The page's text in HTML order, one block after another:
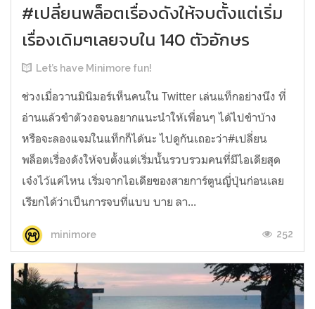
#เปลี่ยนพล็อตเรื่องดังให้จบตั้งแต่เริ่ม
เรื่องเดิมๆเลยจบใน 140 ตัวอักษร
Let’s have Minimore fun!
ช่วงเมื่อวานมินิมอร์เห็นคนใน Twitter เล่นแท็กอย่างนึง ที่
อ่านแล้วขำตัวงอจนอยากแนะนำให้เพื่อนๆ ได้ไปขำบ้าง
หรือจะลองแจมในแท็กก็ได้นะ ไปดูกันเถอะว่า#เปลี่ยน
พล็อตเรื่องดังให้จบตั้งแต่เริ่มนั้นรวบรวมคนที่มีไอเดียสุด
เจ๋งไว้แค่ไหน เริ่มจากไอเดียของสายการ์ตูนญี่ปุ่นก่อนเลย
เรียกได้ว่าเป็นการจบที่แบบ บาย ลา...
minimore 252